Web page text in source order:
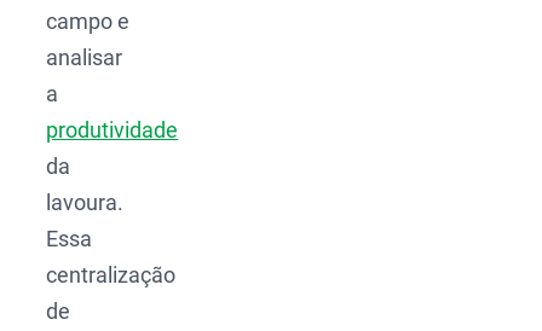
campo e
analisar
a
produtividade
da
lavoura.
Essa
centralização
de